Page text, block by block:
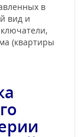
в
вид и
(квартиры